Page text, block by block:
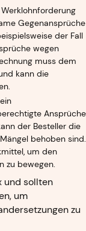
Gegenansprüche
der Fall
wegen
muss dem
kann die
Ansprüche
der Besteller die
behoben sind.
um den
zu bewegen.
und sollten
um
zu